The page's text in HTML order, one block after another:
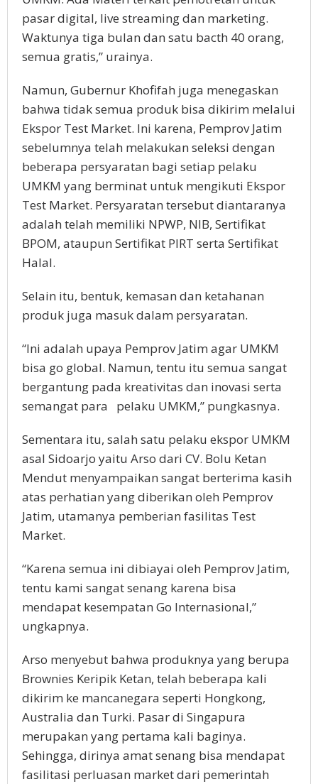
pasar digital, live streaming dan marketing.
Waktunya tiga bulan dan satu bacth 40 orang,
semua gratis,” urainya.
Namun, Gubernur Khofifah juga menegaskan
bahwa tidak semua produk bisa dikirim melalui
Ekspor Test Market. Ini karena, Pemprov Jatim
sebelumnya telah melakukan seleksi dengan
beberapa persyaratan bagi setiap pelaku
UMKM yang berminat untuk mengikuti Ekspor
Test Market. Persyaratan tersebut diantaranya
adalah telah memiliki NPWP, NIB, Sertifikat
BPOM, ataupun Sertifikat PIRT serta Sertifikat
Halal.
Selain itu, bentuk, kemasan dan ketahanan
produk juga masuk dalam persyaratan.
“Ini adalah upaya Pemprov Jatim agar UMKM
bisa go global. Namun, tentu itu semua sangat
bergantung pada kreativitas dan inovasi serta
semangat para pelaku UMKM,” pungkasnya.
Sementara itu, salah satu pelaku ekspor UMKM
asal Sidoarjo yaitu Arso dari CV. Bolu Ketan
Mendut menyampaikan sangat berterima kasih
atas perhatian yang diberikan oleh Pemprov
Jatim, utamanya pemberian fasilitas Test
Market.
“Karena semua ini dibiayai oleh Pemprov Jatim,
tentu kami sangat senang karena bisa
mendapat kesempatan Go Internasional,”
ungkapnya.
Arso menyebut bahwa produknya yang berupa
Brownies Keripik Ketan, telah beberapa kali
dikirim ke mancanegara seperti Hongkong,
Australia dan Turki. Pasar di Singapura
merupakan yang pertama kali baginya.
Sehingga, dirinya amat senang bisa mendapat
fasilitasi perluasan market dari pemerintah